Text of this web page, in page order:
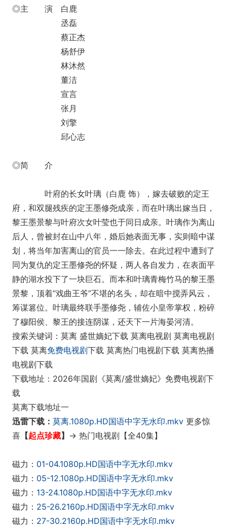
◎主 演 白鹿
丞磊
蔡正杰
杨舒伊
林沐然
董洁
宣言
张月
刘擎
邱心志
◎简 介
叶府的长女叶璃（白鹿 饰），嫁去破败的定王
府，和双腿残疾的定王墨修尧成亲，而在叶璃出嫁当日，
黎王墨景黎与叶府次女叶莹也于同日成亲。叶璃作为离山
后人，曾被封在山中八年，婚后她表面无事，实则暗中谋
划，将当年加害离山的官员一一除去。在此过程中遭到了
同为复仇的定王墨修尧的怀疑，两人各自发力，在表面平
静的湖水投下了一块巨石。而本和叶璃青梅竹马的黎王墨
景黎，顶着“戏曲王爷”不堪的名头，却在暗中搅弄风云，
筹谋篡位。叶璃最终联手墨修尧，辅佐小皇帝掌权，粉碎
了穆阳侯、黎王的接连阴谋，还天下一片海晏河清。
搜索关键词：莫离 盛世嫡妃下载 莫离电视剧 莫离电视剧
下载 莫离免费电视剧下载 莫离热门电视剧下载 莫离热播
电视剧下载
下载地址：2026年国剧《莫离/盛世嫡妃》免费电视剧下
载
莫离下载地址一
迅雷下载： 莫离.1080p.HD国语中字无水印.mkv 更多惊
喜 【起点珍藏】 -> 热门电视剧 【全40集】
磁力： 01-04.1080p.HD国语中字无水印.mkv
磁力： 05-12.1080p.HD国语中字无水印.mkv
磁力： 13-24.1080p.HD国语中字无水印.mkv
磁力： 25-26.2160p.HD国语中字无水印.mkv
磁力： 27-30.2160p.HD国语中字无水印.mkv